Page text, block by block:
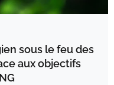
sous le feu des
aux objectifs